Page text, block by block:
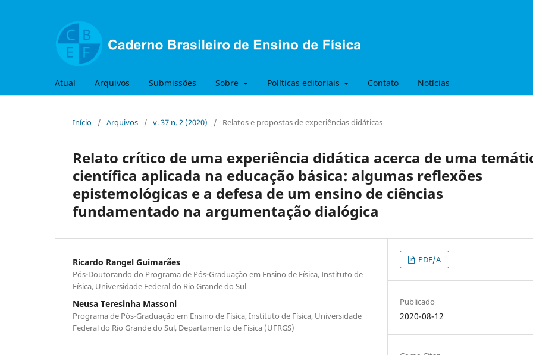
Atual Arquivos Submissões Sobre Políticas editoriais Contato Notícias
Início / Arquivos / v. 37 n. 2 (2020) / Relatos e propostas de experiências didáticas
Relato crítico de uma experiência didática acerca de uma
científica aplicada na educação básica: algumas reflexões
epistemológicas e a defesa de um ensino de ciências
fundamentado na argumentação dialógica
Ricardo Rangel Guimarães
Pós-Doutorando do Programa de Pós-Graduação em Ensino de Física, Instituto de
Física, Universidade Federal do Rio Grande do Sul
Neusa Teresinha Massoni
Programa de Pós-Graduação em Ensino de Física, Instituto de Física, Universidade
Federal do Rio Grande do Sul, Departamento de Física (UFRGS)
PDF/A
Publicado
2020-08-12